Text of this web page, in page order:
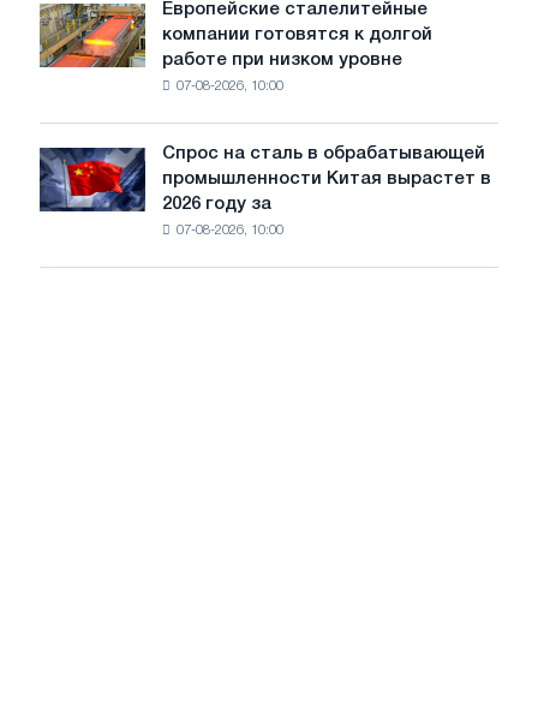
рынке
стали
на
диверсификацию
Европейские
сталелитейные
компании
работе
при
воды
Европейские сталелитейные
компании готовятся к долгой
работе при низком уровне
07-08-2026, 10:00
Спрос
на
сталь
Спрос на сталь в обрабатывающей
промышленности Китая вырастет в
2026 году за
07-08-2026, 10:00